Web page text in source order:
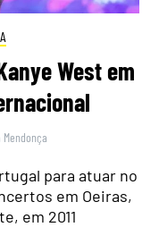
West em
para atuar no
em Oeiras,
em 2011